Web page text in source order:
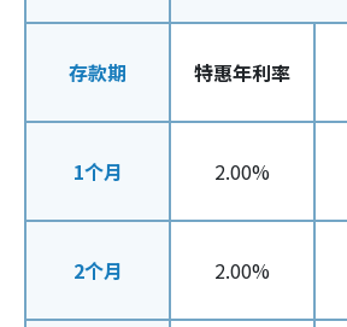
存款期 特惠年利率
1个月 2.00%
2个月 2.00%